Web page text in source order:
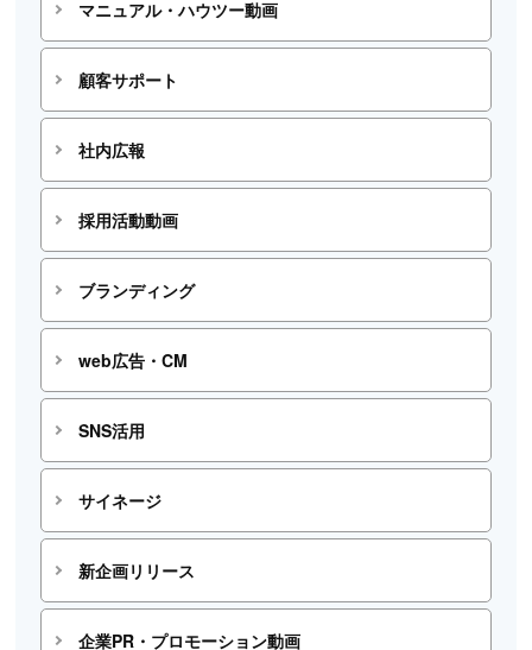
マニュアル・ハウツー動画
顧客サポート
社内広報
採用活動動画
ブランディング
web広告・CM
SNS活用
サイネージ
新企画リリース
企業PR・プロモーション動画